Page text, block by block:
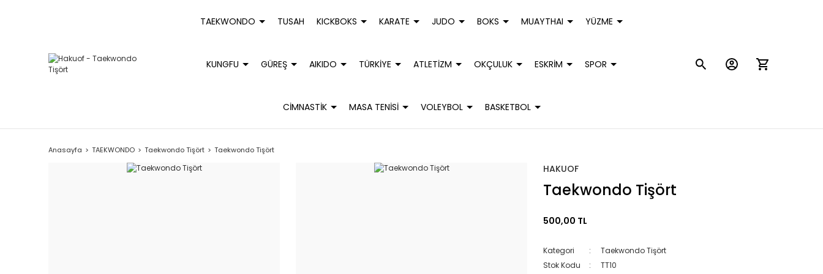
TAEKWONDO TUSAH KICKBOKS KARATE JUDO BOKS MUAYTHAI YÜZME
KUNGFU GÜREŞ AIKIDO TÜRKİYE ATLETİZM OKÇULUK ESKRİM SPOR
CİMNASTİK MASA TENİSİ VOLEYBOL BASKETBOL
Anasayfa TAEKWONDO Taekwondo Tişört Taekwondo Tişört
HAKUOF
Taekwondo Tişört
500,00 TL
Kategori
Taekwondo Tişört
Stok Kodu
TT10